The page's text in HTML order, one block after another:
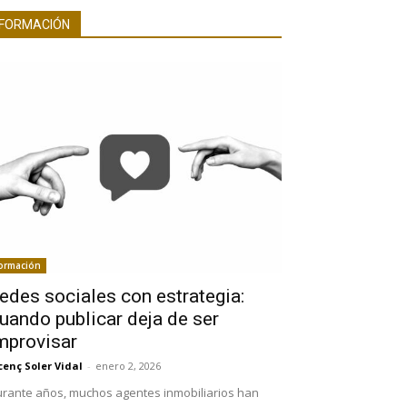
sociales con estrategia:
publicar deja de ser
Soler Vidal - enero 2, 2026
años, muchos agentes inmobiliarios han